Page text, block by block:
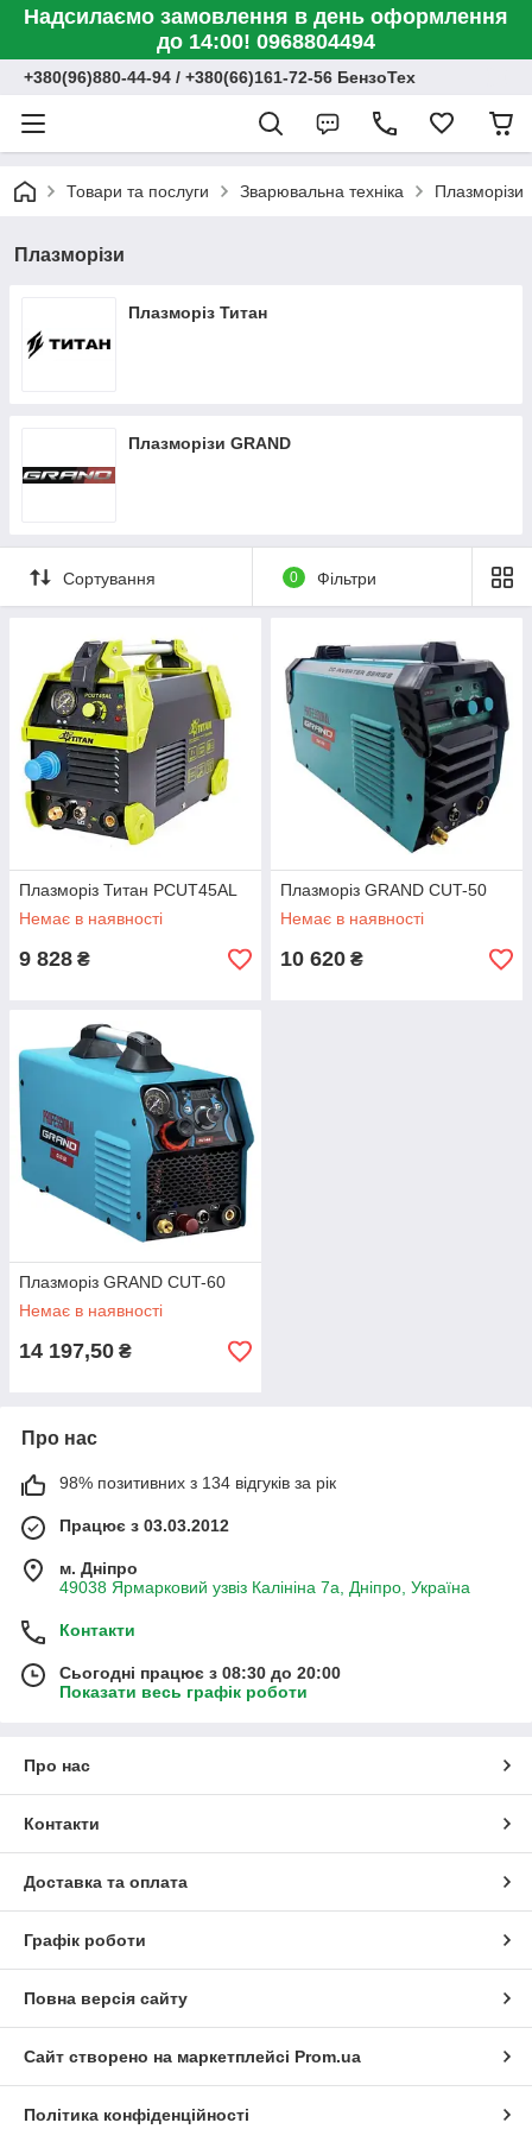
Надсилаємо замовлення в день оформлення
до 14:00! 0968804494
+380(96)880-44-94 / +380(66)161-72-56 БензоТех
Товари та послуги Зварювальна техніка Плазморізи
Плазморізи
Плазморіз Титан
Плазморізи GRAND
Сортування 0 Фільтри
Плазморіз Титан PCUT45AL
Немає в наявності
9 828 ₴
Плазморіз GRAND CUT-50
Немає в наявності
10 620 ₴
Плазморіз GRAND CUT-60
Немає в наявності
14 197,50 ₴
Про нас
98% позитивних з 134 відгуків за рік
Працює з 03.03.2012
м. Дніпро
49038 Ярмарковий узвіз Калініна 7а, Дніпро, Україна
Контакти
Сьогодні працює з 08:30 до 20:00
Показати весь графік роботи
Про нас
Контакти
Доставка та оплата
Графік роботи
Повна версія сайту
Сайт створено на маркетплейсі Prom.ua
Політика конфіденційності